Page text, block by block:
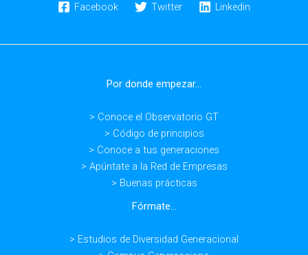
Facebook Twitter Linkedin
Por donde empezar...
> Conoce el Observatorio GT
> Código de principios
> Conoce a tus generaciones
> Apúntate a la Red de Empresas
> Buenas prácticas
Fórmate...
> Estudios de Diversidad Generacional